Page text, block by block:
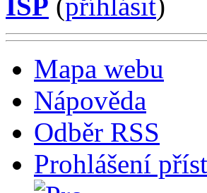
ISP (příhlásit)
Mapa webu
Nápověda
Odběr RSS
Prohlášení